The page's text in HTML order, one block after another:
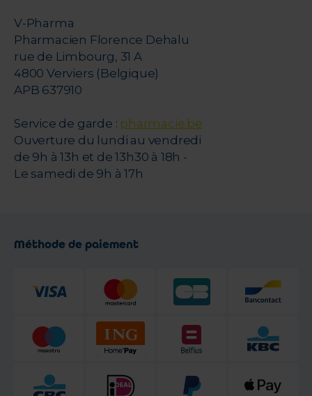
V-Pharma
Pharmacien Florence Dehalu
rue de Limbourg, 31 A
4800 Verviers (Belgique)
APB 637910
Service de garde : pharmacie.be
Ouverture du lundi au vendredi
de 9h à 13h et de 13h30 à 18h -
Le samedi de 9h à 17h
Méthode de paiement